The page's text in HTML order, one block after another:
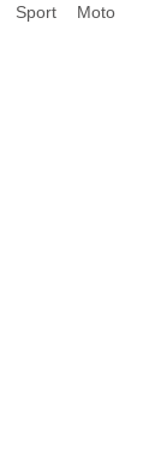
Sport Moto